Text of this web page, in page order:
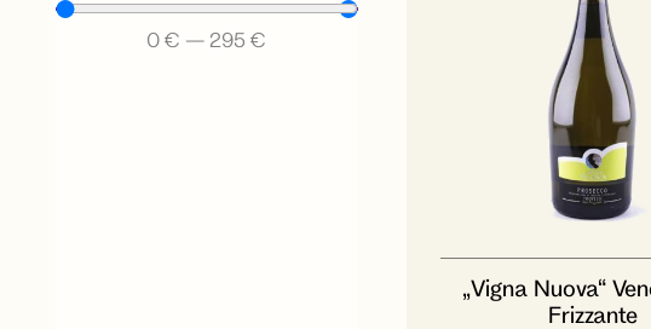
0 € — 295 €
„Vigna Nuova“
Frizzante